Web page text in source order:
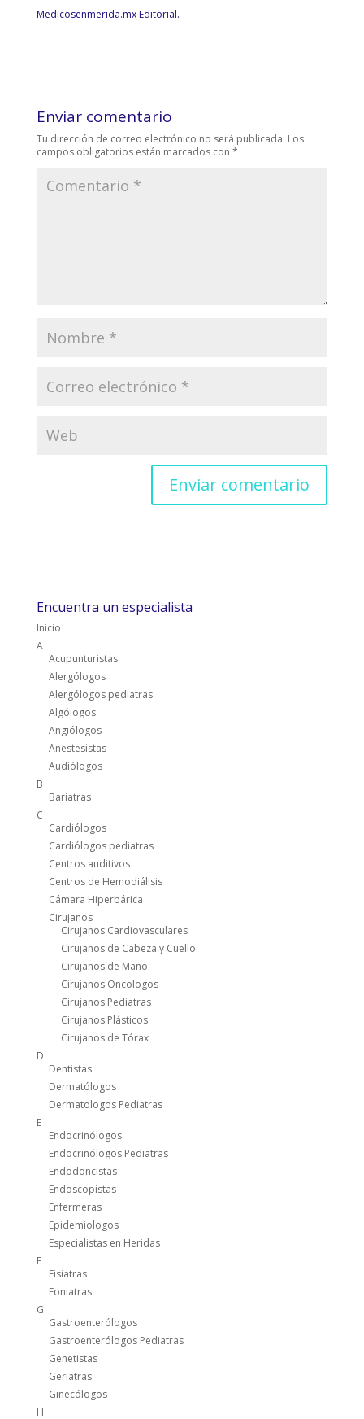
Medicosenmerida.mx Editorial.
Enviar comentario
Tu dirección de correo electrónico no será publicada. Los
campos obligatorios están marcados con *
Encuentra un especialista
Inicio
A
Acupunturistas
Alergólogos
Alergólogos pediatras
Algólogos
Angiólogos
Anestesistas
Audiólogos
B
Bariatras
C
Cardiólogos
Cardiólogos pediatras
Centros auditivos
Centros de Hemodiálisis
Cámara Hiperbárica
Cirujanos
Cirujanos Cardiovasculares
Cirujanos de Cabeza y Cuello
Cirujanos de Mano
Cirujanos Oncologos
Cirujanos Pediatras
Cirujanos Plásticos
Cirujanos de Tórax
D
Dentistas
Dermatólogos
Dermatologos Pediatras
E
Endocrinólogos
Endocrinólogos Pediatras
Endodoncistas
Endoscopistas
Enfermeras
Epidemiologos
Especialistas en Heridas
F
Fisiatras
Foniatras
G
Gastroenterólogos
Gastroenterólogos Pediatras
Genetistas
Geriatras
Ginecólogos
H